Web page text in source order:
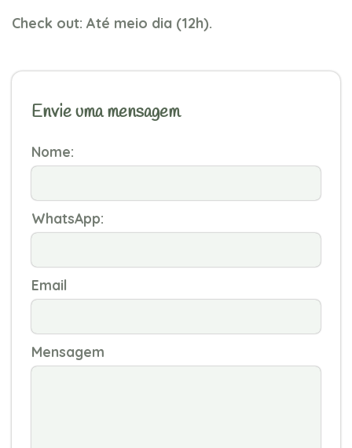
Check out: Até meio dia (12h).
Envie uma mensagem
Nome:
WhatsApp:
Email
Mensagem